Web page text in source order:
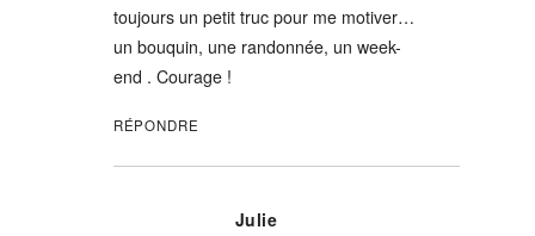
toujours un petit truc pour me motiver…
un bouquin, une randonnée, un week-
end . Courage !
RÉPONDRE
Julie